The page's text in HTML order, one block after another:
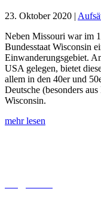
23. Oktober 2020 |
Neben Missouri war im
Bundesstaat Wisconsin
Einwanderungsgebiet.
USA gelegen, bietet
allem in den 40er und
Deutsche (besonders
Wisconsin.
mehr lesen